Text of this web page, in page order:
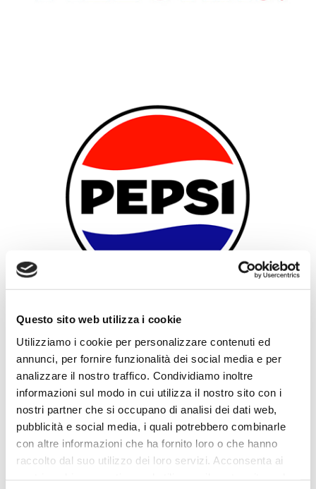
Questo sito web utilizza i cookie
Utilizziamo i cookie per personalizzare contenuti ed
annunci, per fornire funzionalità dei social media e per
analizzare il nostro traffico. Condividiamo inoltre
informazioni sul modo in cui utilizza il nostro sito con i
nostri partner che si occupano di analisi dei dati web,
pubblicità e social media, i quali potrebbero combinarle
con altre informazioni che ha fornito loro o che hanno
raccolto dal suo utilizzo dei loro servizi. Acconsenta ai